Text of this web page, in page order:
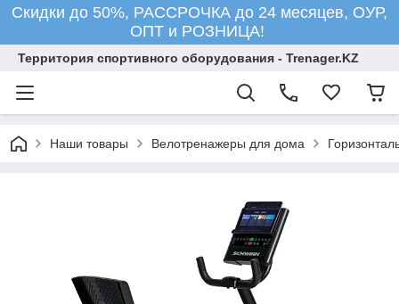
Скидки до 50%, РАССРОЧКА до 24 месяцев, ОУР,
ОПТ и РОЗНИЦА!
Территория спортивного оборудования - Trenager.KZ
Наши товары Велотренажеры для дома